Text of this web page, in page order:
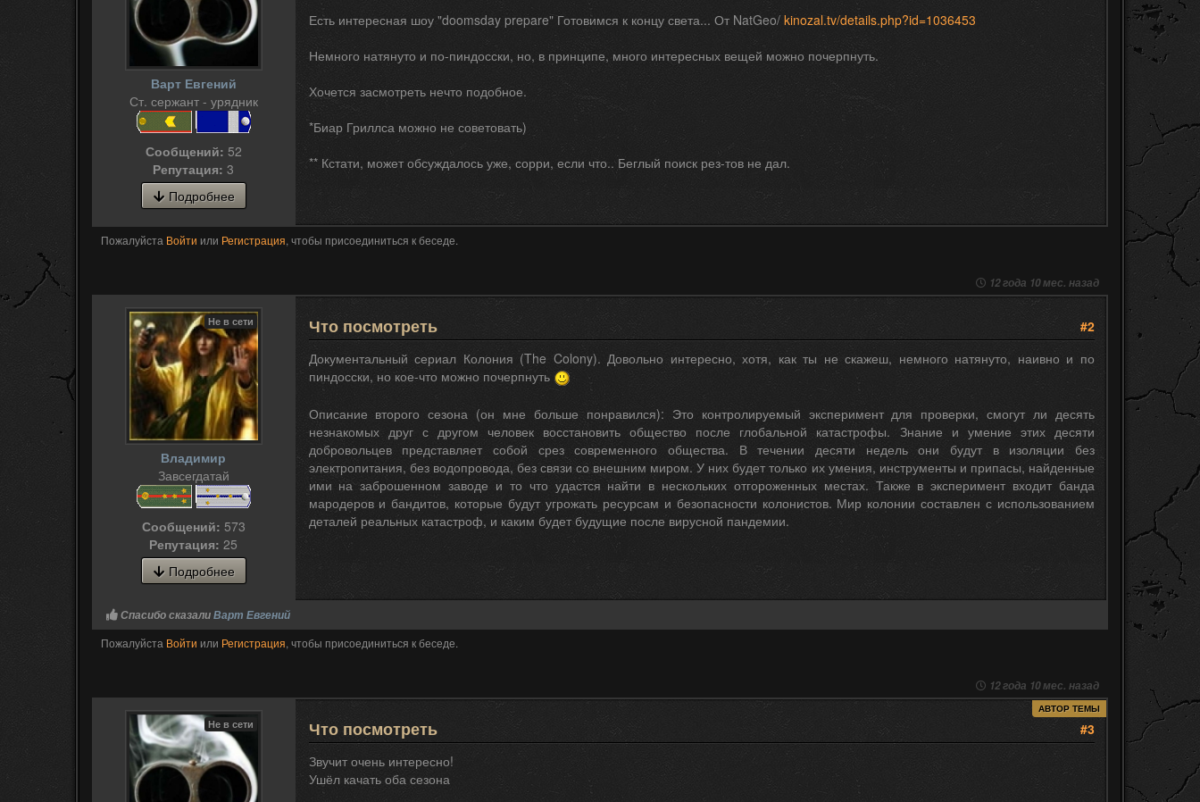
Варт Евгений
Ст. сержант - урядник
Сообщений: 52
Репутация: 3
Подробнее
Есть интересная шоу "doomsday prepare" Готовимся к концу света... От NatGeo/ kinozal.tv/details.php?id=1036453
Немного натянуто и по-пиндосски, но, в принципе, много интересных вещей можно почерпнуть.
Хочется засмотреть нечто подобное.
*Биар Гриллса можно не советовать)
** Кстати, может обсуждалось уже, сорри, если что.. Беглый поиск рез-тов не дал.
Пожалуйста Войти или Регистрация, чтобы присоединиться к беседе.
12 года 10 мес. назад
Не в сети
Владимир
Завсегдатай
Сообщений: 573
Репутация: 25
Подробнее
Что посмотреть
#2
Документальный сериал Колония (The Colony). Довольно интересно, хотя, как ты не скажеш, немного натянуто, наивно и по
пиндосски, но кое-что можно почерпнуть
Описание второго сезона (он мне больше понравился): Это контролируемый эксперимент для проверки, смогут ли десять
незнакомых друг с другом человек восстановить общество после глобальной катастрофы. Знание и умение этих десяти
добровольцев представляет собой срез современного общества. В течении десяти недель они будут в изоляции без
электропитания, без водопровода, без связи со внешним миром. У них будет только их умения, инструменты и припасы, найденные
ими на заброшенном заводе и то что удастся найти в нескольких отгороженных местах. Также в эксперимент входит банда
мародеров и бандитов, которые будут угрожать ресурсам и безопасности колонистов. Мир колонии составлен с использованием
деталей реальных катастроф, и каким будет будущие после вирусной пандемии.
Спасибо сказалиВарт Евгений
Пожалуйста Войти или Регистрация, чтобы присоединиться к беседе.
12 года 10 мес. назад
Не в сети
АВТОР ТЕМЫ
Что посмотреть
#3
Звучит очень интересно!
Ушёл качать оба сезона